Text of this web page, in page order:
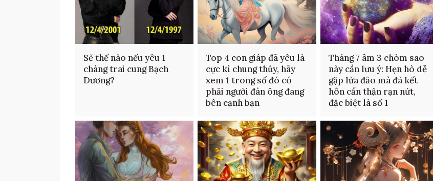
Sẽ thế nào nếu yêu 1
chàng trai cung Bạch
Dương?
Top 4 con giáp đã yêu là
cực kì chung thủy, hãy
xem 1 trong số đó có
phải người đàn ông đang
bên cạnh bạn
Tháng 7 âm 3 chòm sao
này cần lưu ý: Hẹn hò dễ
gặp lừa đảo mà đã kết
hôn cẩn thận rạn nứt,
đặc biệt là số 1